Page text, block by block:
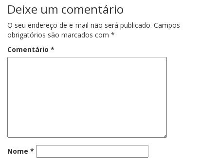
Deixe um comentário
O seu endereço de e-mail não será publicado. Campos
obrigatórios são marcados com *
Comentário *
Nome *